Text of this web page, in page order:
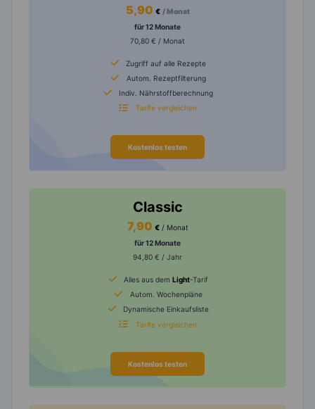
5,90 € / Monat
für 12 Monate
70,80 € / Monat
Zugriff auf alle Rezepte
Autom. Rezeptfilterung
Indiv. Nährstoffberechnung
Tarife vergleichen
Kostenlos testen
Classic
7,90 € / Monat
für 12 Monate
94,80 € / Jahr
Alles aus dem Light-Tarif
Autom. Wochenpläne
Dynamische Einkaufsliste
Tarife vergleichen
Kostenlos testen